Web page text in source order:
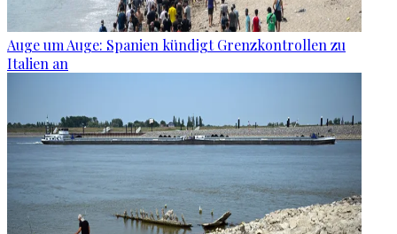
Auge um Auge: Spanien kündigt Grenzkontrollen zu
Italien an